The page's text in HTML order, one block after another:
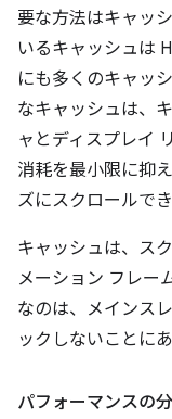
要な方法はキャッ
いるキャッシュは
にも多くのキャッ
なキャッシュは、
ャとディスプレイ
消耗を最小限に抑
ズにスクロールでき
キャッシュは、ス
メーション フレー
なのは、メインス
ックしないことにあ
パフォーマンスの